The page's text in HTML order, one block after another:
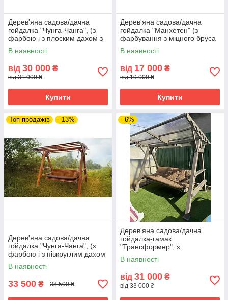
Дерев'яна садова/дачна
гойдалка "Чунга-Чанга", (з
фарбою і з плоским дахом з
ондуліном)
В наявності
від 30 000 ₴
від 31 000 ₴
Купити
Дерев'яна садова/дачна
гойдалка "Манхетен" (з
фарбування з міцного бруса
100 на 100 мм)
В наявності
від 17 000 ₴
від 19 000 ₴
Купити
Топ продажів –13%
Дерев'яна садова/дачна
гойдалка "Чунга-Чанга", (з
фарбою і з півкруглим дахом
з пластмасовим шифером)
В наявності
33 500 ₴ 38 500 ₴
–6%
Дерев'яна садова/дачна
гойдалка-гамак
"Трансформер", з
фарбуванням та з плоским
дахом (полікарбонат)
В наявності
від 31 000 ₴
від 33 000 ₴